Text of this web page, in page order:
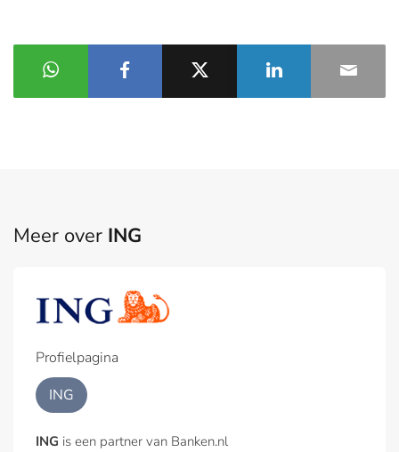
Meer over ING
Profielpagina
ING
ING is een partner van Banken.nl